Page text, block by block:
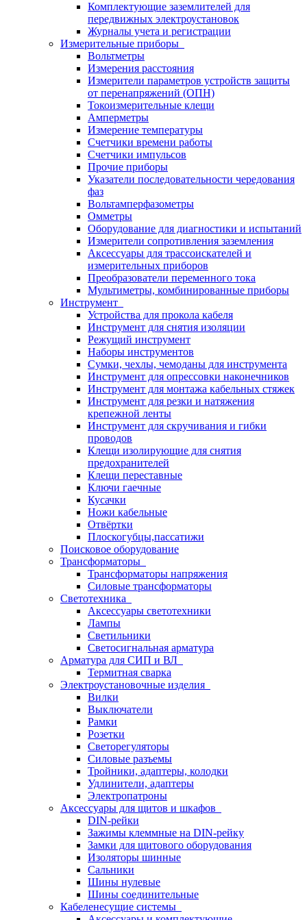
Комплектующие заземлителей для
передвижных электроустановок
Журналы учета и регистрации
Измерительные приборы
Вольтметры
Измерения расстояния
Измерители параметров устройств защиты
от перенапряжений (ОПН)
Токоизмерительные клещи
Амперметры
Измерение температуры
Счетчики времени работы
Счетчики импульсов
Прочие приборы
Указатели последовательности чередования
фаз
Вольтамперфазометры
Омметры
Оборудование для диагностики и испытаний
Измерители сопротивления заземления
Аксессуары для трассоискателей и
измерительных приборов
Преобразователи переменного тока
Мультиметры, комбинированные приборы
Инструмент
Устройства для прокола кабеля
Инструмент для снятия изоляции
Режущий инструмент
Наборы инструментов
Сумки, чехлы, чемоданы для инструмента
Инструмент для опрессовки наконечников
Инструмент для монтажа кабельных стяжек
Инструмент для резки и натяжения
крепежной ленты
Инструмент для скручивания и гибки
проводов
Клещи изолирующие для снятия
предохранителей
Клещи переставные
Ключи гаечные
Кусачки
Ножи кабельные
Отвёртки
Плоскогубцы,пассатижи
Поисковое оборудование
Трансформаторы
Трансформаторы напряжения
Силовые трансформаторы
Светотехника
Аксессуары светотехники
Лампы
Светильники
Светосигнальная арматура
Арматура для СИП и ВЛ
Термитная сварка
Электроустановочные изделия
Вилки
Выключатели
Рамки
Розетки
Светорегуляторы
Силовые разъемы
Тройники, адаптеры, колодки
Удлинители, адаптеры
Электропатроны
Аксессуары для щитов и шкафов
DIN-рейки
Зажимы клеммные на DIN-рейку
Замки для щитового оборудования
Изоляторы шинные
Сальники
Шины нулевые
Шины соединительные
Кабеленесущие системы